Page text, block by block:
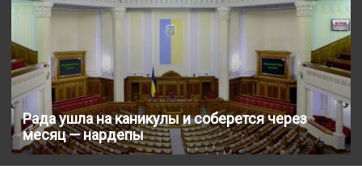
Рада ушла на каникулы и соберется через
месяц — нардепы